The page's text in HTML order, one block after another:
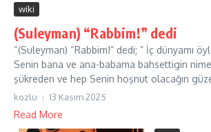
wiki
(Suleyman) “Rabbim!” dedi
“(Suleyman) “Rabbim!” dedi; ” İç dünyamı
Senin bana ve ana-babama bahsettigin
şükreden ve hep Senin hoşnut olacağın
kozlu 13 Kasım 2025
Read More